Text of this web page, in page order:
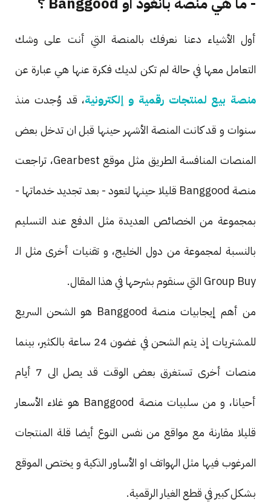
أول الأشياء دعنا نعرفك بالمنصة التي أنت على وشك
التعامل معها في حالة لم تكن لديك فكرة عنها هي عبارة عن
منصة بيع لمنتجات رقمية و إلكترونية، قد وُجدت منذ
سنوات و قد كانت المنصة الأشهر حينها قبل ان تدخل بعض
المنصات المنافسة الطريق مثل موقع Gearbest، تراجعت
منصة Banggood قليلا حينها لتعود - بعد تجديد خدماتها -
بمجموعة من الخصائص العديدة مثل الدفع عند التسليم
بالنسبة لمجموعة من دول الخليج، و تقنيات أخرى مثل الـ
Group Buy التي سنقوم بشرحها في هذا المقال.
من أهم إيجابيات منصة Banggood هو الشحن السريع
للمشتريات إذ يتم الشحن في غضون 24 ساعة بالكثير، بينما
منصات أخرى تستغرق بعض الوقت قد يصل الى 7 أيام
أحيانا، و من سلبيات منصة Banggood هو غلاء الأسعار
قليلا مقارنة مع مواقع من نفس النوع أيضا قلة المنتجات
المرغوب فيها مثل الهواتف او الأساور الذكية و يختص الموقع
بشكل كبير في قطع الغيار الرقمية.